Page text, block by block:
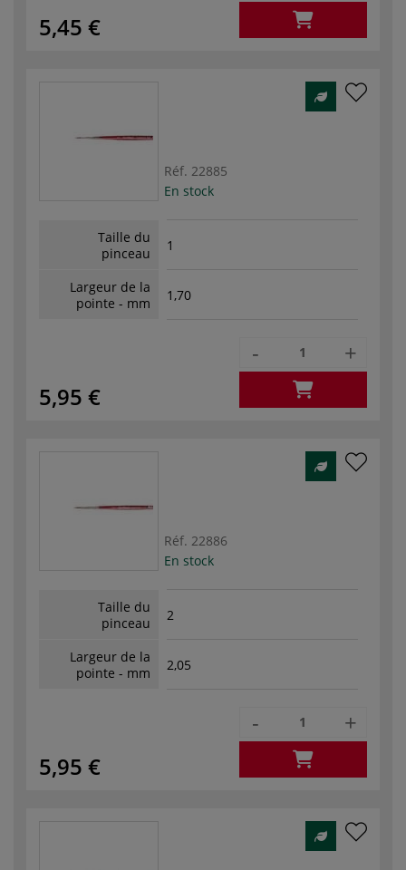
5,45 €
Réf. 22885
En stock
Taille du
pinceau
1
Largeur de la
pointe - mm
1,70
5,95 €
- +
Réf. 22886
En stock
Taille du
pinceau
2
Largeur de la
pointe - mm
2,05
5,95 €
- +